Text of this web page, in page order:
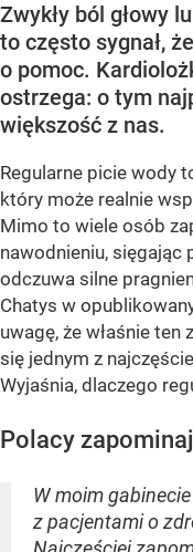
Zwykły ból głowy
to często sygnał,
o pomoc.
ostrzega: o tym
większość z nas.
Regularne picie wody
który może realnie
Mimo to wiele osób
nawodnieniu, sięgając
odczuwa silne
Chatys w
uwagę, że właśnie ten
się jednym z
Wyjaśnia, dlaczego
Polacy
W moim
z pacjentami o